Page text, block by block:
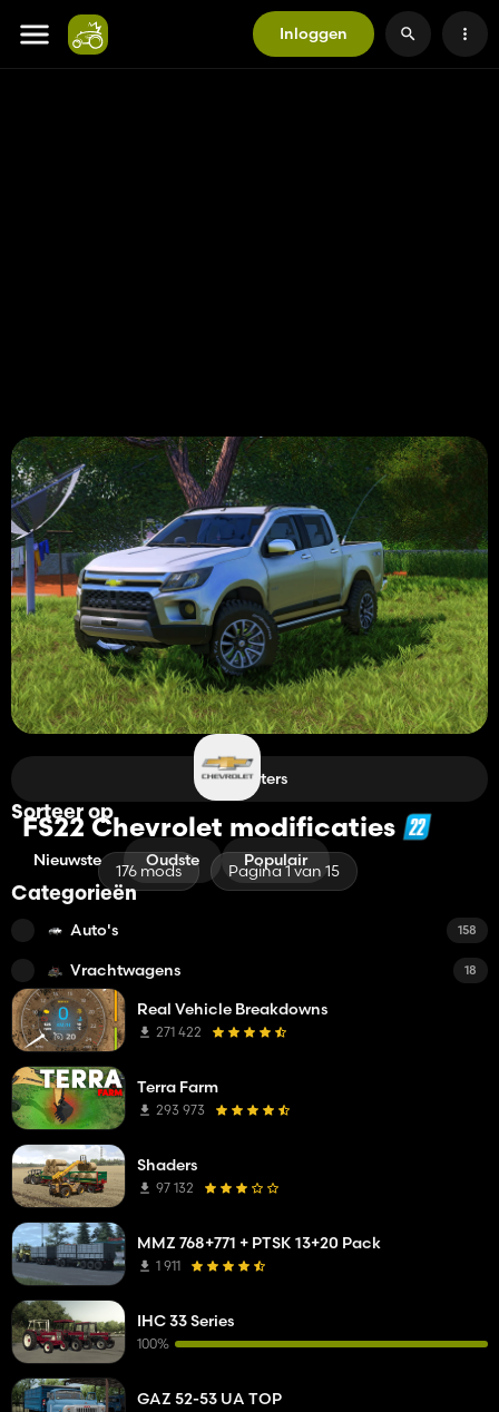
Inloggen
FS22 Chevrolet modificaties
176 mods Pagina 1 van 15
Filters
Sorteer op
Nieuwste Oudste Populair
Categorieën
Auto's 158
Vrachtwagens 18
Real Vehicle Breakdowns
271 422
Terra Farm
293 973
Shaders
97 132
MMZ 768+771 + PTSK 13+20 Pack
1 911
IHC 33 Series
100%
GAZ 52-53 UA TOP